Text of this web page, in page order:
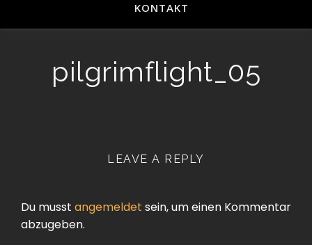
KONTAKT
pilgrimflight_05
LEAVE A REPLY
Du musst angemeldet sein, um einen Kommentar
abzugeben.